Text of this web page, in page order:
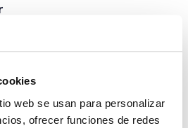
web se usan para personalizar
ofrecer funciones de redes